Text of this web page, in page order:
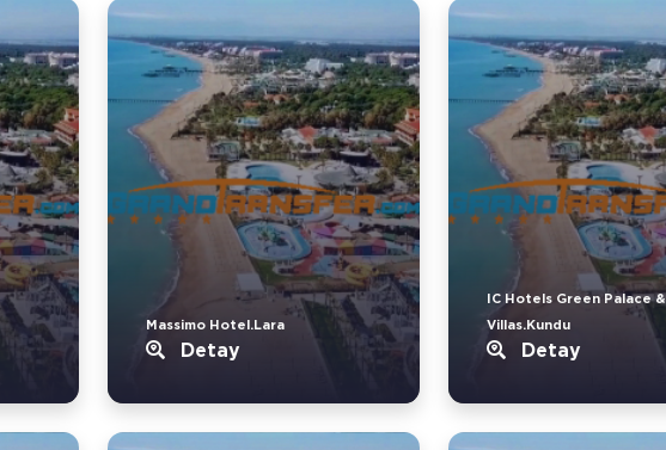
Massimo Hotel.Lara
Detay
IC Hotels Green Palace &
Villas.Kundu
Detay